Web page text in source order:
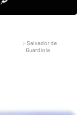
Salvador de
Guardiola